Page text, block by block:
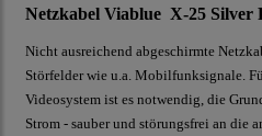
Netzkabel Viablue X-25 Silver
Nicht ausreichend abgeschirmte
Störfelder wie u.a. Mobilfunksignale.
Videosystem ist es notwendig, die
Strom - sauber und störungsfrei an die